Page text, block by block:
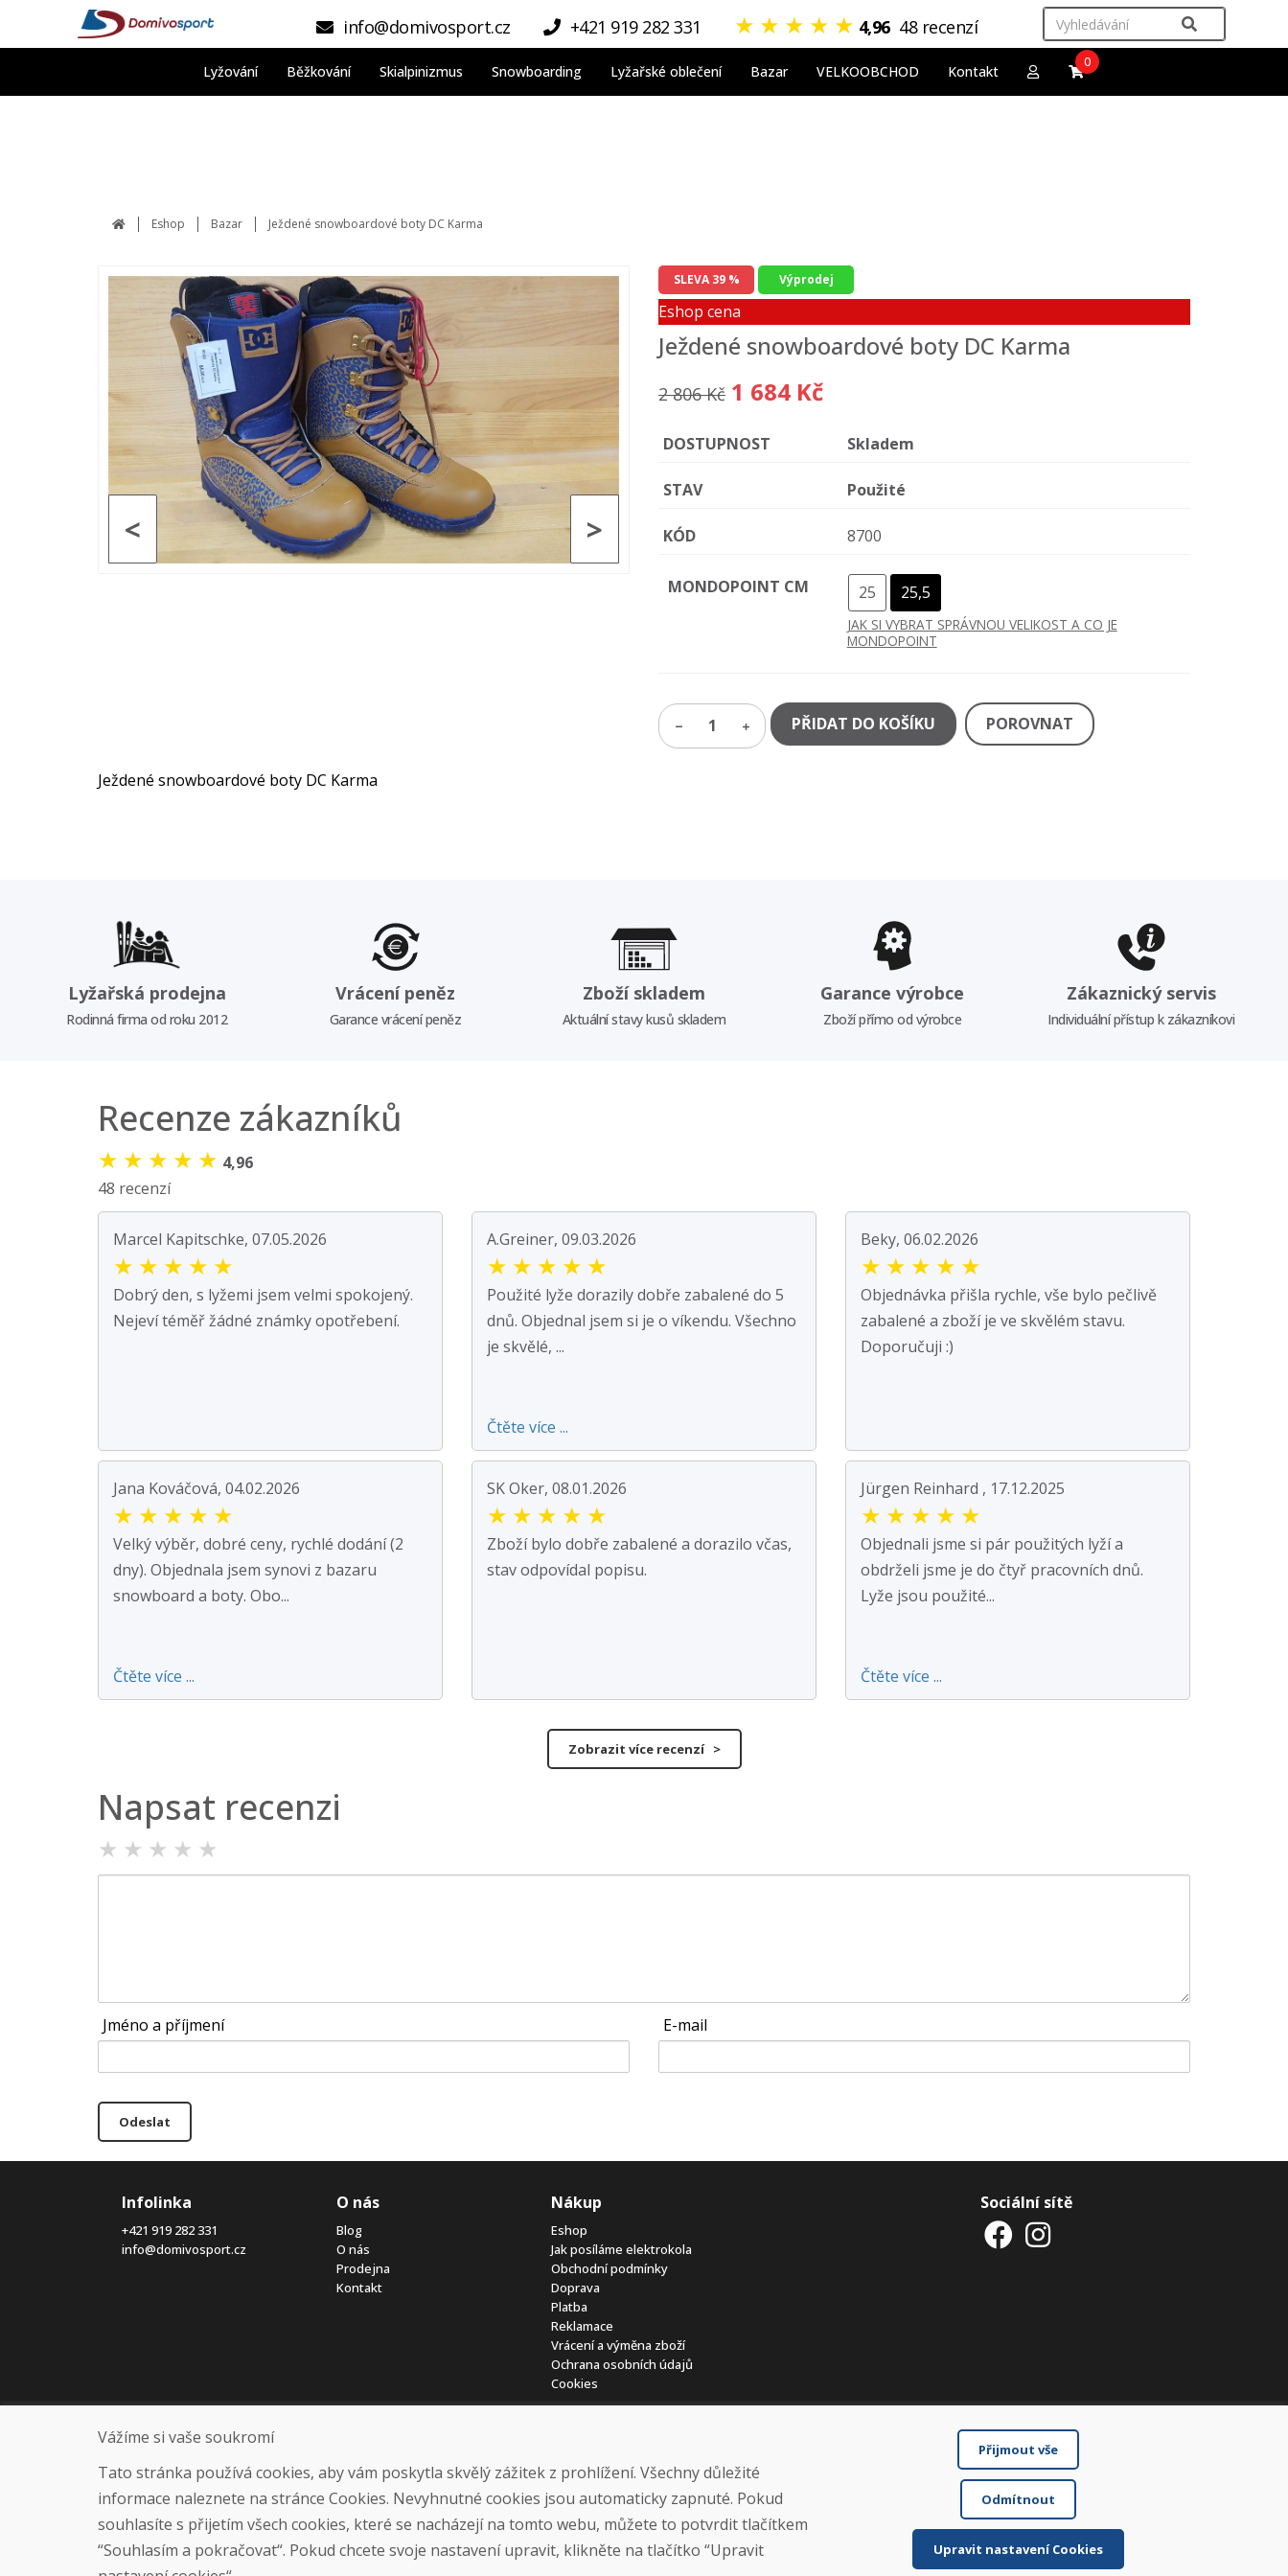
info@domivosport.cz +421 919 282 331 ★ ★ ★ ★ ★ 4,96 48 recenzí
Lyžování Běžkování Skialpinizmus Snowboarding Lyžařské oblečení Bazar VELKOOBCHOD Kontakt
0
Eshop Bazar Ježdené snowboardové boty DC Karma
>
<
SLEVA 39 % Výprodej
Eshop cena
Ježdené snowboardové boty DC Karma
2 806 Kč 1 684 Kč
DOSTUPNOST Skladem
STAV Použité
KÓD 8700
MONDOPOINT CM 25 25,5
JAK SI VYBRAT SPRÁVNOU VELIKOST A CO JE
MONDOPOINT
1 PŘIDAT DO KOŠÍKU POROVNAT
Ježdené snowboardové boty DC Karma
Lyžařská prodejna
Rodinná firma od roku 2012
Vrácení peněz
Garance vrácení peněz
Zboží skladem
Aktuální stavy kusů skladem
Garance výrobce
Zboží přímo od výrobce
Zákaznický servis
Individuální přístup k zákazníkovi
Recenze zákazníků
★ ★ ★ ★ ★ 4,96
48 recenzí
Marcel Kapitschke, 07.05.2026
★ ★ ★ ★ ★
Dobrý den, s lyžemi jsem velmi spokojený.
Nejeví téměř žádné známky opotřebení.
A.Greiner, 09.03.2026
★ ★ ★ ★ ★
Použité lyže dorazily dobře zabalené do 5
dnů. Objednal jsem si je o víkendu. Všechno
je skvělé, ...
Čtěte více ...
Beky, 06.02.2026
★ ★ ★ ★ ★
Objednávka přišla rychle, vše bylo pečlivě
zabalené a zboží je ve skvělém stavu.
Doporučuji :)
Jana Kováčová, 04.02.2026
★ ★ ★ ★ ★
Velký výběr, dobré ceny, rychlé dodání (2
dny). Objednala jsem synovi z bazaru
snowboard a boty. Obo...
Čtěte více ...
SK Oker, 08.01.2026
★ ★ ★ ★ ★
Zboží bylo dobře zabalené a dorazilo včas,
stav odpovídal popisu.
Jürgen Reinhard , 17.12.2025
★ ★ ★ ★ ★
Objednali jsme si pár použitých lyží a
obdrželi jsme je do čtyř pracovních dnů.
Lyže jsou použité...
Čtěte více ...
Zobrazit více recenzí >
Napsat recenzi
★ ★ ★ ★ ★
Jméno a příjmení E-mail
Odeslat
Infolinka
+421 919 282 331
info@domivosport.cz
O nás
Blog
O nás
Prodejna
Kontakt
Nákup
Eshop
Jak posíláme elektrokola
Obchodní podmínky
Doprava
Platba
Reklamace
Vrácení a výměna zboží
Ochrana osobních údajů
Cookies
Sociální sítě
© DOMIVOSPORT 2026, všechna práva vyhrazena
DUFEKSOFT tvorba eshopů
Vážíme si vaše soukromí
Tato stránka používá cookies, aby vám poskytla skvělý zážitek z prohlížení. Všechny důležité
informace naleznete na stránce Cookies. Nevyhnutné cookies jsou automaticky zapnuté. Pokud
souhlasíte s přijetím všech cookies, které se nacházejí na tomto webu, můžete to potvrdit tlačítkem
“Souhlasím a pokračovat“. Pokud chcete svoje nastavení upravit, klikněte na tlačítko “Upravit
Přijmout vše
Odmítnout
Upravit nastavení Cookies